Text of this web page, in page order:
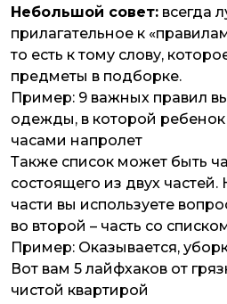
Небольшой совет: всегда
прилагательное к
то есть к тому слову,
предметы в подборке.
Пример: 9 важных правил
одежды, в которой ребенок
часами напролет
Также список может быть
состоящего из двух
части вы используете
во второй – часть со
Пример: Оказывается,
Вот вам 5 лайфхаков от
чистой квартирой